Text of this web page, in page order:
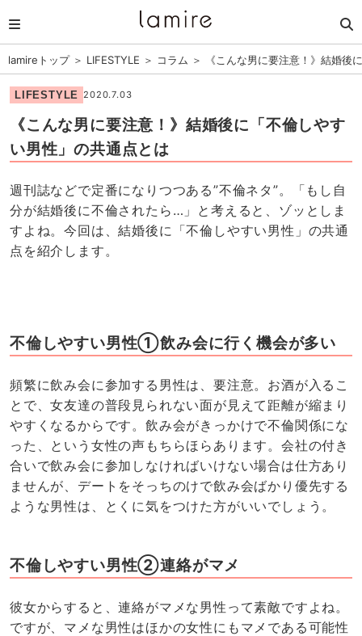
lamireトップ＞ LIFESTYLE ＞ コラム ＞ 《こんな男に要注意！》結婚後
LIFESTYLE 2020.7.03
《こんな男に要注意！》結婚後に「不倫しやす
い男性」の共通点とは
週刊誌などで定番になりつつある”不倫ネタ”。「もし自
分が結婚後に不倫されたら…」と考えると、ゾッとしま
すよね。今回は、結婚後に「不倫しやすい男性」の共通
点を紹介します。
不倫しやすい男性①飲み会に行く機会が多い
頻繁に飲み会に参加する男性は、要注意。お酒が入るこ
とで、女友達の普段見られない面が見えて距離が縮まり
やすくなるからです。飲み会がきっかけで不倫関係にな
った、という女性の声もちらほらあります。会社の付き
合いで飲み会に参加しなければいけない場合は仕方あり
ませんが、デートをそっちのけで飲み会ばかり優先する
ような男性は、とくに気をつけた方がいいでしょう。
不倫しやすい男性②連絡がマメ
彼女からすると、連絡がマメな男性って素敵ですよね。
ですが、マメな男性はほかの女性にもマメである可能性